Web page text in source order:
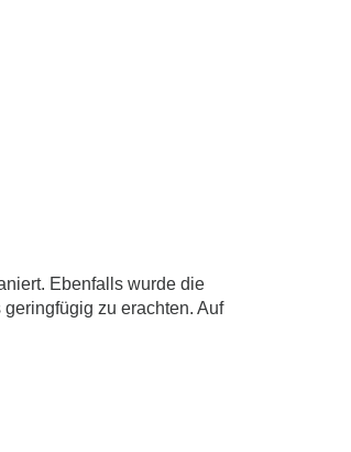
Ebenfalls wurde die
zu erachten. Auf